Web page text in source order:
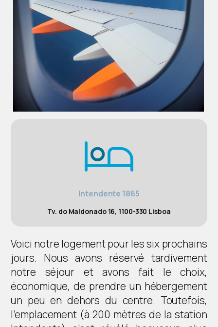
Intendente 1865
Tv. do Maldonado 16, 1100-330 Lisboa
Voici notre logement pour les six prochains
jours. Nous avons réservé tardivement
notre séjour et avons fait le choix,
économique, de prendre un hébergement
un peu en dehors du centre. Toutefois,
l’emplacement (à 200 mètres de la station